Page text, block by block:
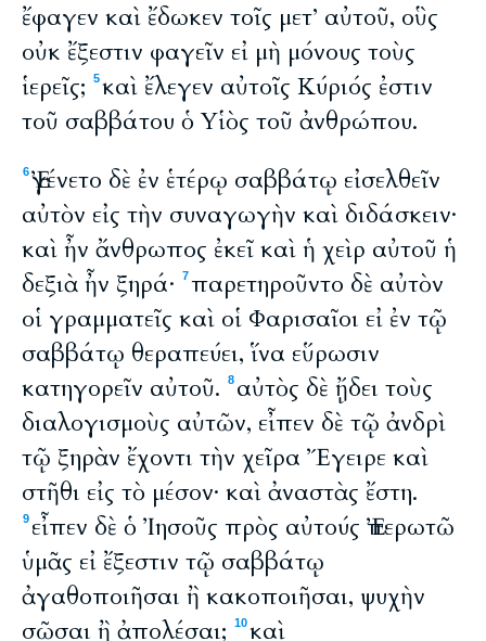
ἔφαγεν καὶ ἔδωκεν τοῖς μετ’ αὐτοῦ, οὓς
οὐκ ἔξεστιν φαγεῖν εἰ μὴ μόνους τοὺς
ἱερεῖς;
5καὶ ἔλεγεν αὐτοῖς Κύριός ἐστιν
τοῦ σαββάτου ὁ Υἱὸς τοῦ ἀνθρώπου.
6Ἐγένετο δὲ ἐν ἑτέρῳ σαββάτῳ εἰσελθεῖν
αὐτὸν εἰς τὴν συναγωγὴν καὶ διδάσκειν·
καὶ ἦν ἄνθρωπος ἐκεῖ καὶ ἡ χεὶρ αὐτοῦ ἡ
δεξιὰ ἦν ξηρά·
7παρετηροῦντο δὲ αὐτὸν
οἱ γραμματεῖς καὶ οἱ Φαρισαῖοι εἰ ἐν τῷ
σαββάτῳ θεραπεύει, ἵνα εὕρωσιν
κατηγορεῖν αὐτοῦ.
8 αὐτὸς δὲ ᾔδει τοὺς
διαλογισμοὺς αὐτῶν, εἶπεν δὲ τῷ ἀνδρὶ
τῷ ξηρὰν ἔχοντι τὴν χεῖρα Ἔγειρε καὶ
στῆθι εἰς τὸ μέσον· καὶ ἀναστὰς ἔστη.
9 εἶπεν δὲ ὁ Ἰησοῦς πρὸς αὐτούς Ἐπερωτῶ
ὑμᾶς εἰ ἔξεστιν τῷ σαββάτῳ
ἀγαθοποιῆσαι ἢ κακοποιῆσαι, ψυχὴν
σῶσαι ἢ ἀπολέσαι;
10καὶ